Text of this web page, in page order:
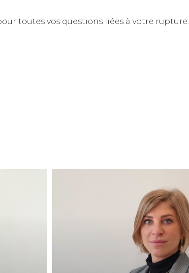
toutes vos questions liées à votre rupture.